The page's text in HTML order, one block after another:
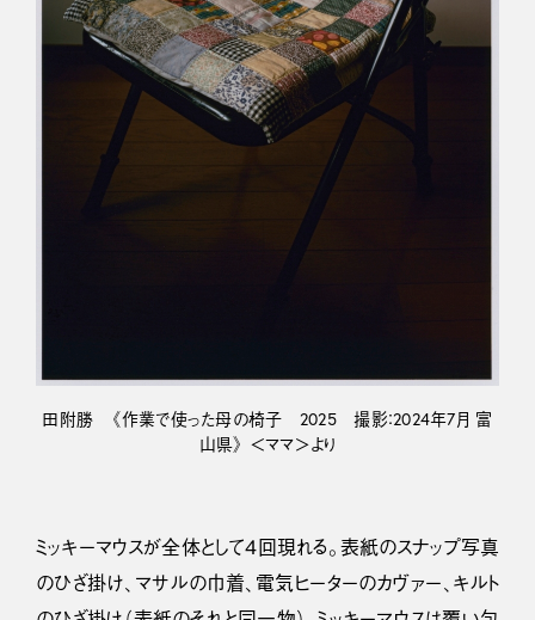
田附勝 《作業で使った母の椅子 2025 撮影：2024年7月 富
山県》 ＜ママ＞より
ミッキーマウスが全体として４回現れる。表紙のスナップ写真
のひざ掛け、マサルの巾着、電気ヒーターのカヴァー、キルト